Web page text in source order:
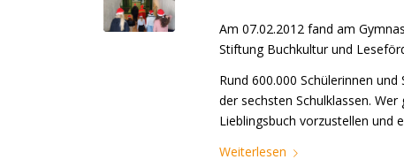
Am 07.02.2012 fand am
Stiftung Buchkultur und
Rund 600.000 Schülerinnen
der sechsten Schulklassen.
Lieblingsbuch vorzustellen und
Weiterlesen